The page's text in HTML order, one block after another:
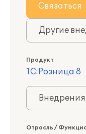
Связаться
Другие
Продукт
1С:Розница 8
Отрасль /